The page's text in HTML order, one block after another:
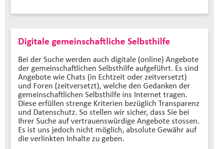
Digitale gemeinschaftliche Selbsthilfe
Bei der Suche werden auch digitale (online) Angebote
der gemeinschaftlichen Selbsthilfe aufgeführt. Es sind
Angebote wie Chats (in Echtzeit oder zeitversetzt)
und Foren (zeitversetzt), welche den Gedanken der
gemeinschaftlichen Selbsthilfe ins Internet tragen.
Diese erfüllen strenge Kriterien bezüglich Transparenz
und Datenschutz. So stellen wir sicher, dass Sie bei
Ihrer Suche auf vertrauenswürdige Angebote stossen.
Es ist uns jedoch nicht möglich, absolute Gewähr auf
die verlinkten Inhalte zu geben.